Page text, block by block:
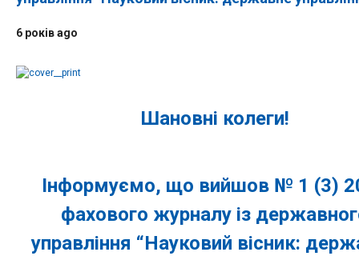
6 років ago
Шановні колеги!
Інформуємо, що вийшов № 1 (3)
фахового журналу із
управління “Науковий вісник: